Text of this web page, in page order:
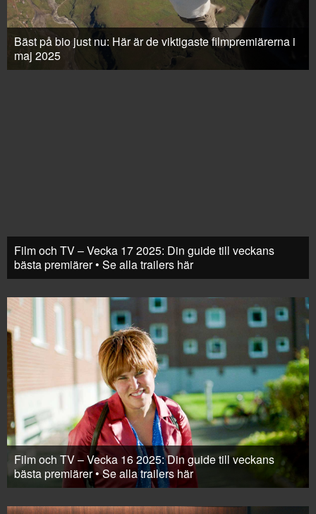
Bäst på bio just nu: Här är de viktigaste filmpremiärerna i
maj 2025
Film och TV – Vecka 17 2025: Din guide till veckans
bästa premiärer • Se alla trailers här
Film och TV – Vecka 16 2025: Din guide till veckans
bästa premiärer • Se alla trailers här